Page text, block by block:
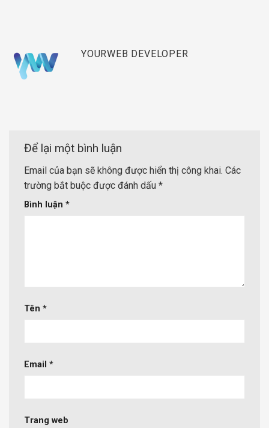
YOURWEB DEVELOPER
Để lại một bình luận
Email của bạn sẽ không được hiển thị công khai. Các
trường bắt buộc được đánh dấu *
Bình luận *
Tên *
Email *
Trang web